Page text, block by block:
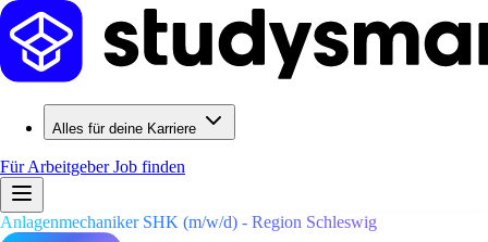
Alles für deine Karriere
Für ArbeitgeberJob finden
Anlagenmechaniker SHK (m/w/d) - Region Schleswig